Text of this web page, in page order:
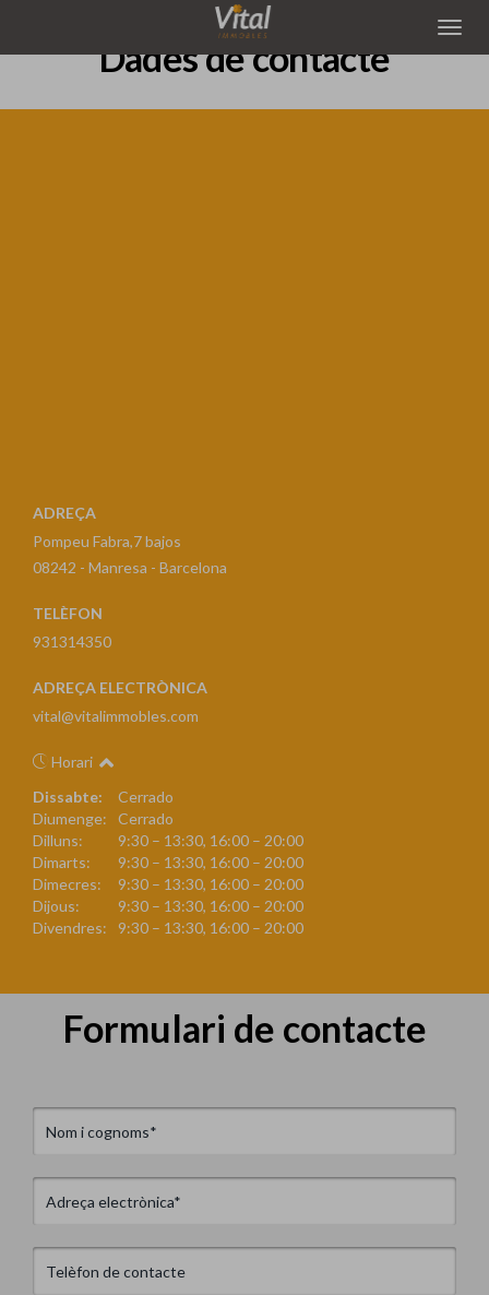
Dades de contacte
ADREÇA
Pompeu Fabra,7 bajos
08242 - Manresa - Barcelona
TELÈFON
931314350
ADREÇA ELECTRÒNICA
vital@vitalimmobles.com
Horari
Dissabte:
Cerrado
Diumenge:
Cerrado
Dilluns:
9:30 – 13:30, 16:00 – 20:00
Dimarts:
9:30 – 13:30, 16:00 – 20:00
Dimecres:
9:30 – 13:30, 16:00 – 20:00
Dijous:
9:30 – 13:30, 16:00 – 20:00
Divendres:
9:30 – 13:30, 16:00 – 20:00
Formulari de contacte